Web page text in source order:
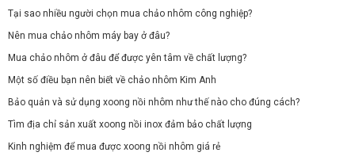
Tại sao nhiều người chọn mua chảo nhôm công nghiệp?
Nên mua chảo nhôm máy bay ở đâu?
Mua chảo nhôm ở đâu để được yên tâm về chất lượng?
Một số điều bạn nên biết về chảo nhôm Kim Anh
Bảo quản và sử dụng xoong nồi nhôm như thế nào cho đúng cách?
Tìm địa chỉ sản xuất xoong nồi inox đảm bảo chất lượng
Kinh nghiệm để mua được xoong nồi nhôm giá rẻ